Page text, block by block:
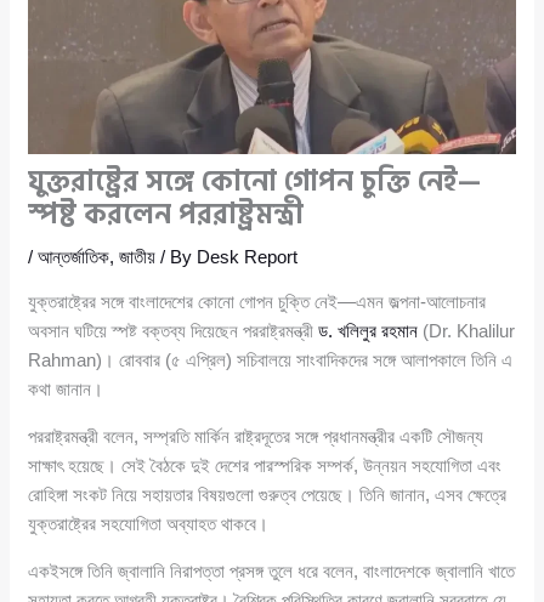
যুক্তরাষ্ট্রের সঙ্গে কোনো গোপন চুক্তি নেই—
স্পষ্ট করলেন পররাষ্ট্রমন্ত্রী
/আন্তর্জাতিক,জাতীয় / By Desk Report
যুক্তরাষ্ট্রের সঙ্গে বাংলাদেশের কোনো গোপন চুক্তি নেই—এমন জল্পনা-আলোচনার
অবসান ঘটিয়ে স্পষ্ট বক্তব্য দিয়েছেন পররাষ্ট্রমন্ত্রীড. খলিলুর রহমান (Dr. Khalilur
Rahman)। রোববার (৫ এপ্রিল) সচিবালয়ে সাংবাদিকদের সঙ্গে আলাপকালে তিনি এ
কথা জানান।
পররাষ্ট্রমন্ত্রী বলেন, সম্প্রতি মার্কিন রাষ্ট্রদূতের সঙ্গে প্রধানমন্ত্রীর একটি সৌজন্য
সাক্ষাৎ হয়েছে। সেই বৈঠকে দুই দেশের পারস্পরিক সম্পর্ক, উন্নয়ন সহযোগিতা এবং
রোহিঙ্গা সংকট নিয়ে সহায়তার বিষয়গুলো গুরুত্ব পেয়েছে। তিনি জানান, এসব ক্ষেত্রে
যুক্তরাষ্ট্রের সহযোগিতা অব্যাহত থাকবে।
একইসঙ্গে তিনি জ্বালানি নিরাপত্তা প্রসঙ্গ তুলে ধরে বলেন, বাংলাদেশকে জ্বালানি খাতে